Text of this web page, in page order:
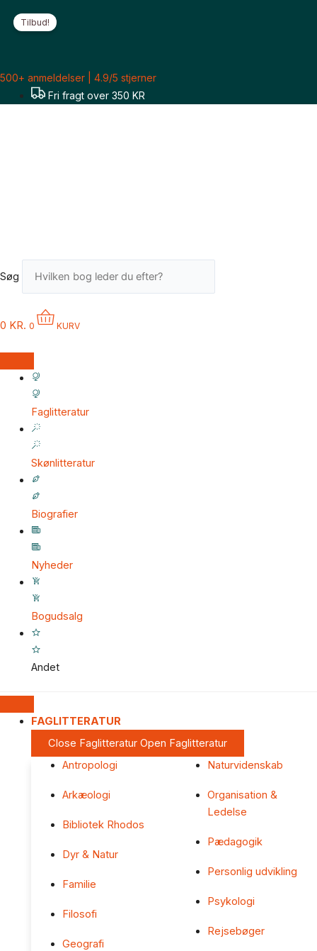
500+ anmeldelser | 4.9/5 stjerner
Fri fragt over 350 KR
Søg
0 KR. 0 KURV
Faglitteratur
Skønlitteratur
Biografier
Nyheder
Bogudsalg
Andet
FAGLITTERATUR
Close Faglitteratur Open Faglitteratur
Antropologi
Arkæologi
Bibliotek Rhodos
Dyr & Natur
Familie
Filosofi
Geografi
Naturvidenskab
Organisation &
Ledelse
Pædagogik
Personlig udvikling
Psykologi
Rejsebøger
Tilbud!oprindelige
100 kr..80 kr..
Ullmann:
-
roman